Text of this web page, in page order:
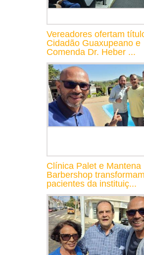
Vereadores ofertam
Cidadão Guaxupeano e
Comenda Dr. Heber ...
Clínica Palet e Mantena
Barbershop transformam
pacientes da instituiç...